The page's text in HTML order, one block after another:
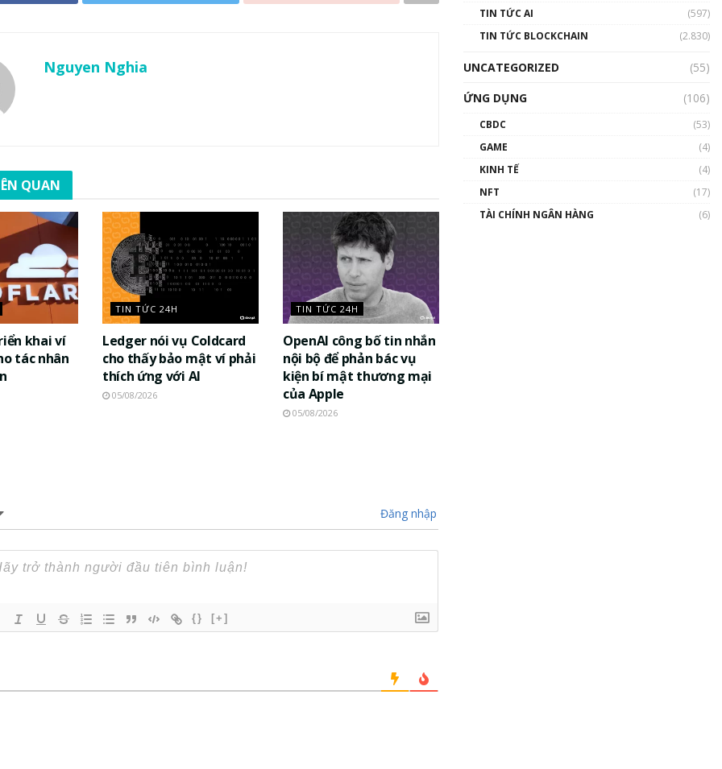
Nguyen Nghia
QUAN
khai ví
tác nhân
TIN TỨC 24H
Ledger nói vụ Coldcard
cho thấy bảo mật ví phải
thích ứng với AI
05/08/2026
TIN TỨC 24H
OpenAI công bố tin nhắn
nội bộ để phản bác vụ
kiện bí mật thương mại
của Apple
05/08/2026
Đăng nhập
{} [+]
TIN TỨC AI
(597)
TIN TỨC BLOCKCHAIN
(2.830)
UNCATEGORIZED
(55)
ỨNG DỤNG
(106)
CBDC
(53)
GAME
(4)
KINH TẾ
(4)
NFT
(17)
TÀI CHÍNH NGÂN HÀNG
(6)